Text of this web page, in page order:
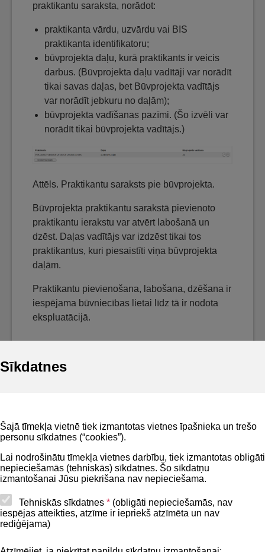
Sīkdatnes
Šajā tīmekļa vietnē tiek izmantotas vietnes īpašnieka un trešo
personu sīkdatnes (“cookies”).
Lai nodrošinātu tīmekļa vietnes darbību, tiek izmantotas obligāti
nepieciešamās (tehniskās) sīkdatnes. Šo sīkdatņu
izmantošanai Jūsu piekrišana nav nepieciešama.
Tehniskās sīkdatnes * (obligāti nepieciešamās, nav
iespējas atteikties, atzīme ir iepriekš atzīmēta un nav
rediģējama)
praktikantu saraksta, norādot:
praktikanta vārdu, uzvārdu vai BIS
praktikanta identifikatoru;
būvprojekta daļu, kurā praktikants ir veicis
darbus. (Būvprojekta daļu vadītāji var norādīt
tikai savas daļas, bet Būvprojekta vadītājs
var norādīt jebkuru no daļām);
būvprojekta vadīšanas pazīmi. (Šo izvēli var
norādīt tikai būvprojekta vadītājs.)
Attēls. Praktikantu saraksts pie būvprojekta.
Būvprojekta praktikantu sarakstā pievienoto
praktikantu ierakstu var atvērt labošanā un
dzēst. Daļas vadītājs var izdzēst tikai tos
praktikantus, kuri piesaistīti viņa būvprojekta
daļām.
Praktikantu pievienošana, labošana, dzēšana ir
iespējama būvniecības lietai līdz tā ir nodota
ekspluatācijā.
Privātuma politika
Lapas karte
Piekļūstamības paziņojums